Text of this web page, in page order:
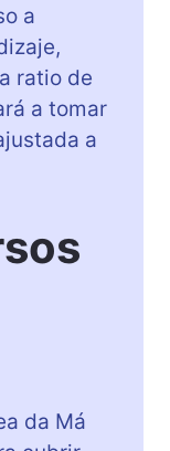
a
ratio de
a tomar
a
da Má